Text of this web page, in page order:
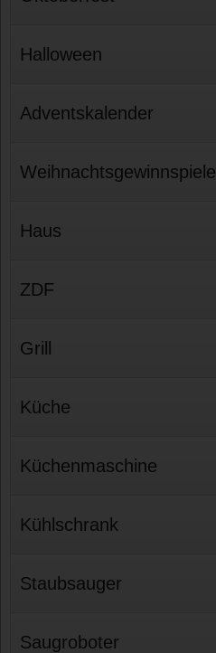
Halloween
Adventskalender
Weihnachtsgewinnspiele
Haus
ZDF
Grill
Küche
Küchenmaschine
Kühlschrank
Staubsauger
Saugroboter